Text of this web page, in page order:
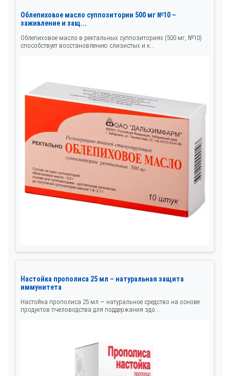
Облепиховое масло суппозитории 500 мг №10 –
заживление и защ...
Облепиховое масло в ректальных суппозиториях (500 мг, №10)
способствует восстановлению слизистых и к...
Настойка прополиса 25 мл – натуральная защита
иммунитета
Настойка прополиса 25 мл — натуральное средство на основе
продуктов пчеловодства для поддержания здо...